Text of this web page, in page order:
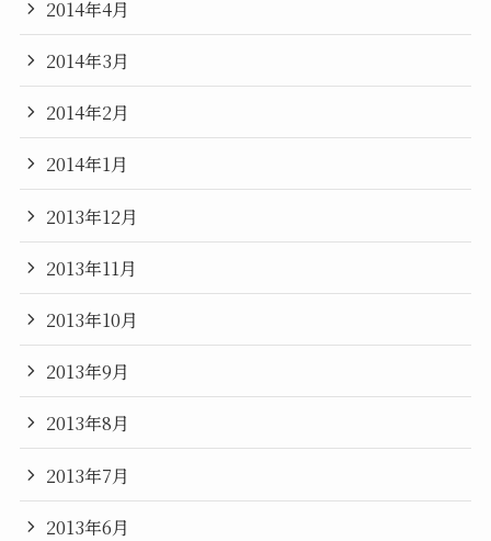
2014年4月
2014年3月
2014年2月
2014年1月
2013年12月
2013年11月
2013年10月
2013年9月
2013年8月
2013年7月
2013年6月